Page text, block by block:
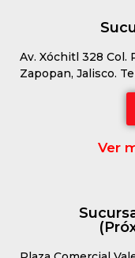
Av. Xóchitl 328 Col.
Zapopan, Jalisco.
Ver